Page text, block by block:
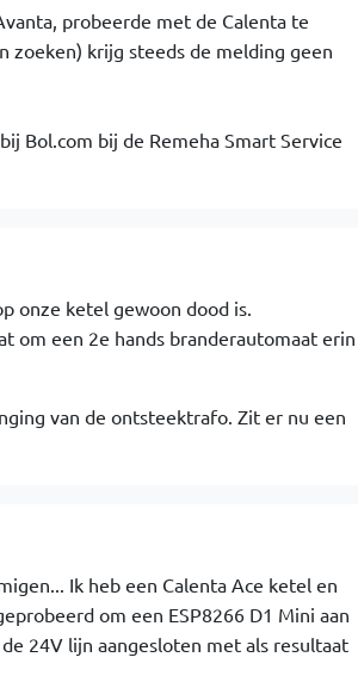
probeerde met de Calenta te
zoeken) krijg steeds de melding geen
Bol.com bij de Remeha Smart Service
onze ketel gewoon dood is.
om een 2e hands branderautomaat erin
van de ontsteektrafo. Zit er nu een
Ik heb een Calenta Ace ketel en
om een ESP8266 D1 Mini aan
24V lijn aangesloten met als resultaat